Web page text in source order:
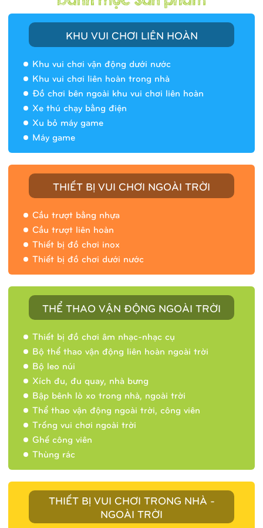
KHU VUI CHƠI LIÊN HOÀN
Khu vui chơi vận động dưới nước
Khu vui chơi liên hoàn trong nhà
Đồ chơi bên ngoài khu vui chơi liên hoàn
Xe thú chạy bằng điện
Xu bỏ máy game
Máy game
THIẾT BỊ VUI CHƠI NGOÀI TRỜI
Cầu trượt bằng nhựa
Cầu trượt liên hoàn
Thiết bị đồ chơi inox
Thiết bị đồ chơi dưới nước
THỂ THAO VẬN ĐỘNG NGOÀI TRỜI
Thiết bị đồ chơi âm nhạc-nhạc cụ
Bộ thể thao vận động liên hoàn ngoài trời
Bộ leo núi
Xích đu, đu quay, nhà bưng
Bập bênh lò xo trong nhà, ngoài trời
Thể thao vận động ngoài trời, công viên
Trống vui chơi ngoài trời
Ghế công viên
Thùng rác
THIẾT BỊ VUI CHƠI TRONG NHÀ -
NGOÀI TRỜI